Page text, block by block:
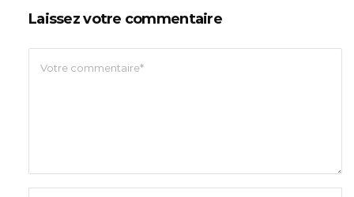
Laissez votre commentaire